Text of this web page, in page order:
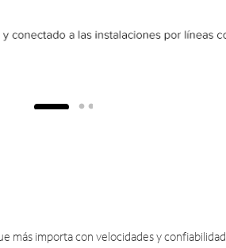
más importa con velocidades y confiabilidad